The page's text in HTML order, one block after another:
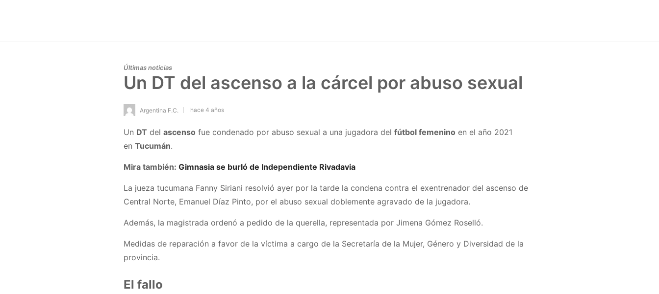
Últimas noticias
Un DT del ascenso a la cárcel por abuso sexual
Argentina F.C. hace 4 años
Un DT del ascenso fue condenado por abuso sexual a una jugadora del fútbol femenino en el año 2021
en Tucumán.
Mira también: Gimnasia se burló de Independiente Rivadavia
La jueza tucumana Fanny Siriani resolvió ayer por la tarde la condena contra el exentrenador del ascenso de
Central Norte, Emanuel Díaz Pinto, por el abuso sexual doblemente agravado de la jugadora.
Además, la magistrada ordenó a pedido de la querella, representada por Jimena Gómez Roselló.
Medidas de reparación a favor de la víctima a cargo de la Secretaría de la Mujer, Género y Diversidad de la
provincia.
El fallo